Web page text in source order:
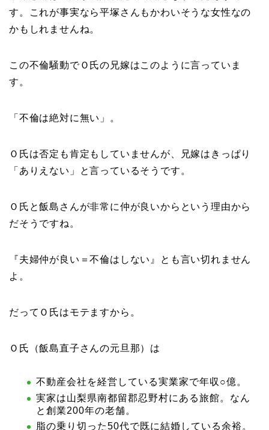
す。これが事実なら平塚さんもかわいそうな女性なの
かもしれませんね。
この不倫騒動でＯ氏の兄嫁はこのように言っていま
す。
「不倫は絶対に無い」。
Ｏ氏は否定も肯定もしていませんが、兄嫁はきっぱり
「ありえない」と言っているそうです。
Ｏ氏と飯島さんが非常に仲が良いからという理由から
だそうですね。
『夫婦仲が良い＝不倫はしない』とも言い切れません
よ。
だってＯ氏はモテますから。
Ｏ氏（飯島直子さんの元旦那）は
不動産会社を経営している実業家で年収○億。
実家は山梨県南都留郡忍野村にある旅館。なん
と創業200年の老舗。
脂の乗り切った50代で既に結婚している余裕。